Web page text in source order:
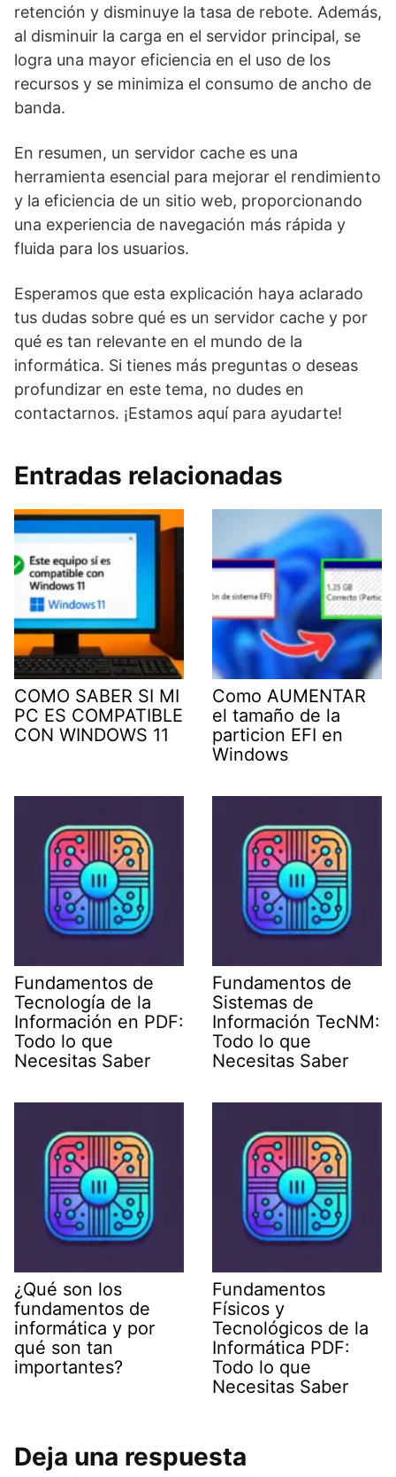
retención y disminuye la tasa de rebote. Además,
al disminuir la carga en el servidor principal, se
logra una mayor eficiencia en el uso de los
recursos y se minimiza el consumo de ancho de
banda.
En resumen, un servidor cache es una
herramienta esencial para mejorar el rendimiento
y la eficiencia de un sitio web, proporcionando
una experiencia de navegación más rápida y
fluida para los usuarios.
Esperamos que esta explicación haya aclarado
tus dudas sobre qué es un servidor cache y por
qué es tan relevante en el mundo de la
informática. Si tienes más preguntas o deseas
profundizar en este tema, no dudes en
contactarnos. ¡Estamos aquí para ayudarte!
Entradas relacionadas
COMO SABER SI MI
PC ES COMPATIBLE
CON WINDOWS 11
Como AUMENTAR
el tamaño de la
particion EFI en
Windows
Fundamentos de
Tecnología de la
Información en PDF:
Todo lo que
Necesitas Saber
Fundamentos de
Sistemas de
Información TecNM:
Todo lo que
Necesitas Saber
¿Qué son los
fundamentos de
informática y por
qué son tan
importantes?
Fundamentos
Físicos y
Tecnológicos de la
Informática PDF:
Todo lo que
Necesitas Saber
Deja una respuesta